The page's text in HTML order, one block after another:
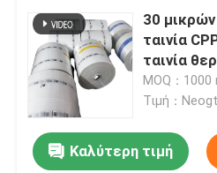
30
ταινία
ταινία
MOQ：1000
Τιμή：
Καλύτερη τιμή